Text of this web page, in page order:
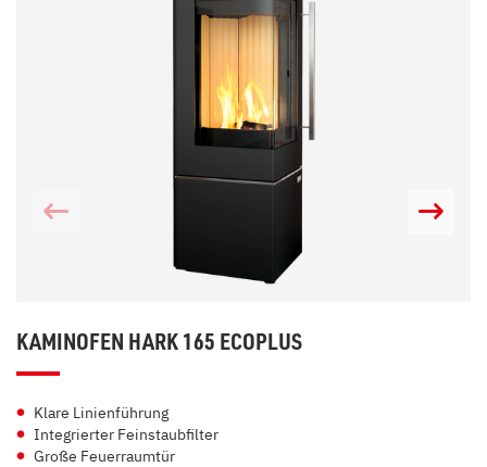
KAMINOFEN HARK 165 ECOPLUS
Klare Linienführung
Integrierter Feinstaubfilter
Große Feuerraumtür